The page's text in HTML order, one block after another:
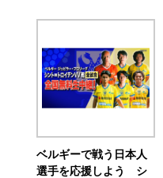
ベルギーで戦う日本人
選手を応援しよう シ